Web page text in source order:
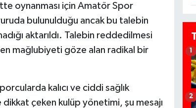
oynanması için Amatör Spor
bulunulduğu ancak bu talebin
aktarıldı. Talebin reddedilmesi
mağlubiyeti göze alan radikal bir
kalıcı ve ciddi sağlık
dikkat çeken kulüp yönetimi, şu mesajı
1
2